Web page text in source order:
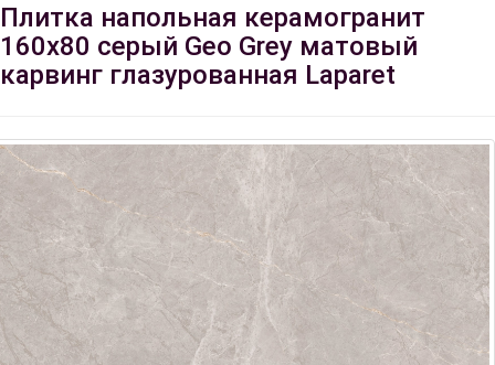
Плитка напольная керамогранит
160x80 серый Geo Grey матовый
карвинг глазурованная Laparet